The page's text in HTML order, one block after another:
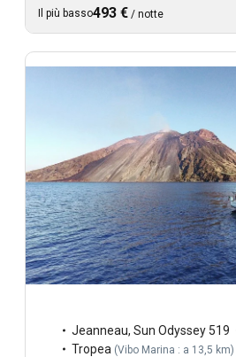
Il più basso493 € / notte
Jeanneau, Sun Odyssey 519
Tropea (Vibo Marina : a 13,5 km)